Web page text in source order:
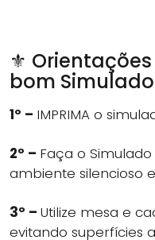
⚜️
bom Simulado
1º – IMPRIMA o
2º – Faça o Simulado
ambiente silencioso
3º – Utilize mesa e
evitando superfícies